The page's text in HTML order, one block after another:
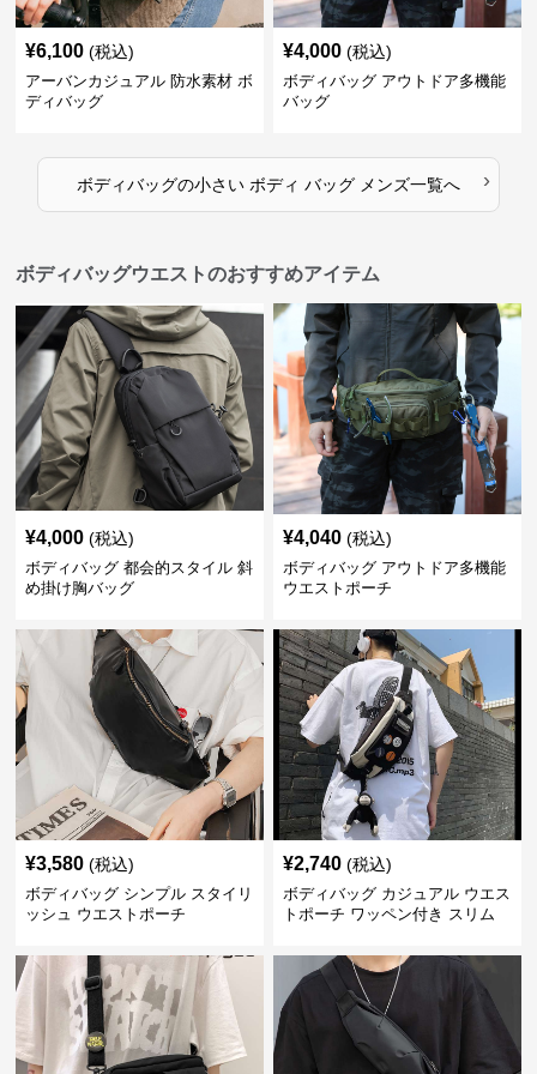
¥6,100 (税込)
アーバンカジュアル 防水素材 ボ
ディバッグ
¥4,000 (税込)
ボディバッグ アウトドア多機能
バッグ
ボディバッグの小さい ボディ バッグ メンズ一覧へ ›
ボディバッグウエストのおすすめアイテム
¥4,000 (税込)
ボディバッグ 都会的スタイル 斜
め掛け胸バッグ
¥4,040 (税込)
ボディバッグ アウトドア多機能
ウエストポーチ
¥3,580 (税込)
ボディバッグ シンプル スタイリ
ッシュ ウエストポーチ
¥2,740 (税込)
ボディバッグ カジュアル ウエス
トポーチ ワッペン付き スリム